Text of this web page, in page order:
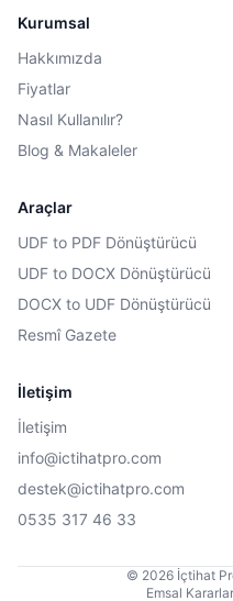
Kurumsal
Hakkımızda
Fiyatlar
Nasıl Kullanılır?
Blog & Makaleler
Araçlar
UDF to PDF Dönüştürücü
UDF to DOCX Dönüştürücü
DOCX to UDF Dönüştürücü
Resmî Gazete
İletişim
İletişim
info@ictihatpro.com
destek@ictihatpro.com
0535 317 46 33
© 2026 İçtihat
Emsal